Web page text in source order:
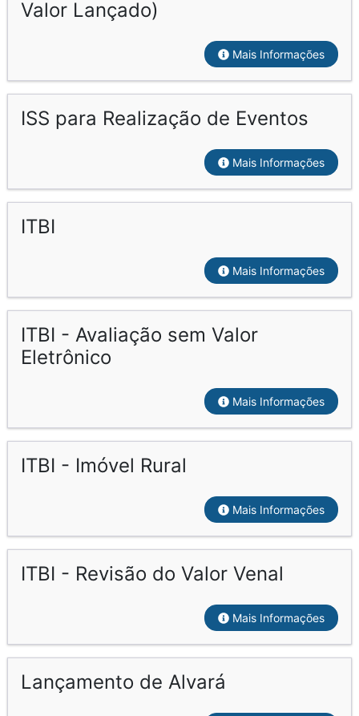
Valor Lançado)
Mais Informações
ISS para Realização de Eventos
Mais Informações
ITBI
Mais Informações
ITBI - Avaliação sem Valor
Eletrônico
Mais Informações
ITBI - Imóvel Rural
Mais Informações
ITBI - Revisão do Valor Venal
Mais Informações
Lançamento de Alvará